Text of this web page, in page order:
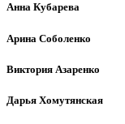
Анна Кубарева
Арина Соболенко
Виктория Азаренко
Дарья Хомутянская